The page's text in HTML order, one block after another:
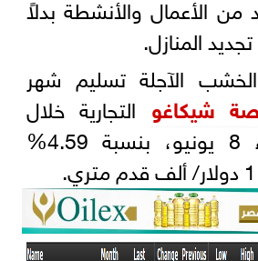
من الأعمال والأنشطة بدلاً
المنازل.
الآجلة تسليم شهر
شيكاغو التجارية خلال
تداولات الثلاثاء 8 يونيو، بنسبة 4.59%